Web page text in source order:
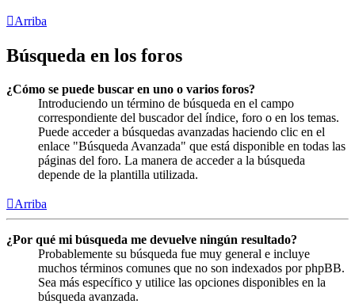
Arriba
Búsqueda en los foros
¿Cómo se puede buscar en uno o varios foros?
Introduciendo un término de búsqueda en el campo
correspondiente del buscador del índice, foro o en los temas.
Puede acceder a búsquedas avanzadas haciendo clic en el
enlace "Búsqueda Avanzada" que está disponible en todas las
páginas del foro. La manera de acceder a la búsqueda
depende de la plantilla utilizada.
Arriba
¿Por qué mi búsqueda me devuelve ningún resultado?
Probablemente su búsqueda fue muy general e incluye
muchos términos comunes que no son indexados por phpBB.
Sea más específico y utilice las opciones disponibles en la
búsqueda avanzada.